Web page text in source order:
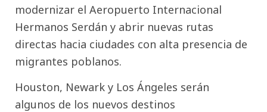
modernizar el Aeropuerto Internacional
Hermanos Serdán y abrir nuevas rutas
directas hacia ciudades con alta presencia de
migrantes poblanos.
Houston, Newark y Los Ángeles serán
algunos de los nuevos destinos